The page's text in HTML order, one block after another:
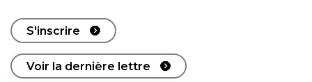
S'inscrire
Voir la dernière lettre